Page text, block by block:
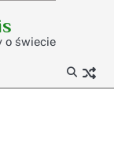
o świecie